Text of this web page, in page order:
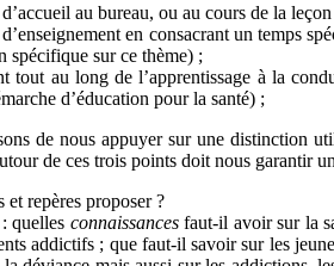
au bureau, ou au cours de la
en consacrant un temps
spécifique sur ce thème) ;
tout au long de l’apprentissage à la
d’éducation pour la santé) ;
de nous appuyer sur une distinction
de ces trois points doit nous garantir
repères proposer ?
quelles connaissancesfaut-il avoir sur la
addictifs ; que faut-il savoir sur les